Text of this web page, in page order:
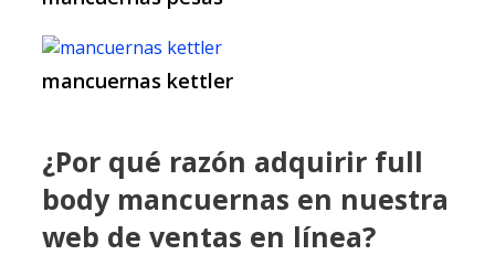
mancuernas kettler
¿Por qué razón adquirir full
body mancuernas en nuestra
web de ventas en línea?